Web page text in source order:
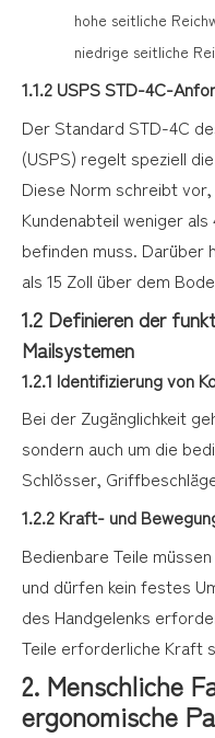
hohe seitliche
niedrige seitliche
1.1.2 USPS STD-4C-
Der Standard STD-4C
(USPS) regelt speziell
Diese Norm schreibt
Kundenabteil weniger
befinden muss. Darüber
als 15 Zoll über dem
1.2 Definieren der
Mailsystemen
1.2.1 Identifizierung von
Bei der Zugänglichkeit
sondern auch um die
Schlösser,
1.2.2 Kraft- und
Bedienbare Teile
und dürfen kein festes
des Handgelenks
Teile erforderliche Kraft
2. Menschliche
ergonomische